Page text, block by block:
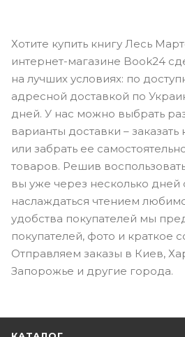
Хотите купить книгу Лесь
интернет-магазине Book24
на лучших условиях: по
адресной доставкой по
дней. У нас можно выбрать
варианты доставки –
или забрать ее
товаров. Решив
вы уже через несколько дней
наслаждаться чтением
удобства покупателей мы
покупателей, фото и краткое
Отправляем заказы в Киев,
Запорожье и другие города.